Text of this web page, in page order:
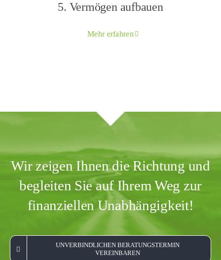
5. Vermögen aufbauen
Mehr erfahren
Wir zeigen Ihnen die Richtung und
begleiten Sie auf Ihrem Weg zur
finanziellen Unabhängigkeit!
UNVERBINDLICHEN BERATUNGSTERMIN
VEREINBAREN